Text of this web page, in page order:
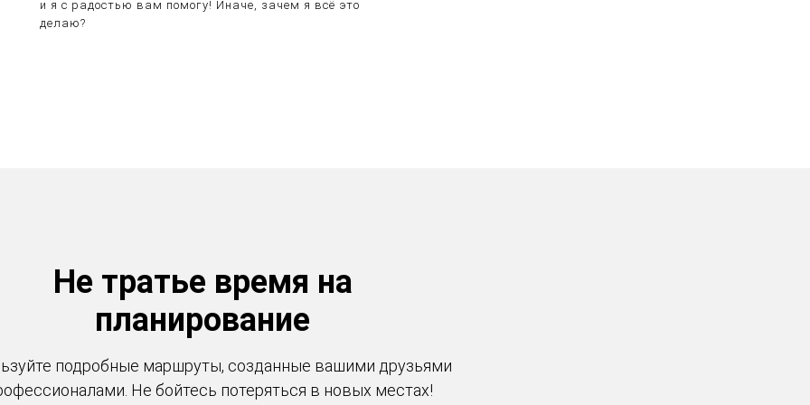
и я с радостью вам помогу! Иначе, зачем я всё это
делаю?
Не тратье время на
планирование
подробные маршруты, созданные вашими друзьями
Не бойтесь потеряться в новых местах!